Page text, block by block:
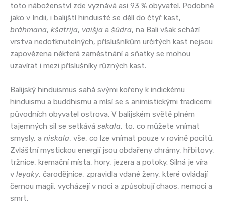
toto náboženství zde vyznává asi 93 % obyvatel. Podobně
jako v Indii, i balijští hinduisté se dělí do čtyř kast,
bráhmana, kšatrija, vaišja a šúdra, na Bali však schází
vrstva nedotknutelných, příslušníkům určitých kast nejsou
zapovězena některá zaměstnání a sňatky se mohou
uzavírat i mezi příslušníky různých kast.
Balijský hinduismus sahá svými kořeny k indickému
hinduismu a buddhismu a mísí se s animistickými tradicemi
původních obyvatel ostrova. V balijském světě plném
tajemných sil se setkává sekala, to, co můžete vnímat
smysly, a niskala, vše, co lze vnímat pouze v rovině pocitů.
Zvláštní mystickou energií jsou obdařeny chrámy, hřbitovy,
tržnice, kremační místa, hory, jezera a potoky. Silná je víra
v leyaky, čarodějnice, zpravidla vdané ženy, které ovládají
černou magii, vycházejí v noci a způsobují chaos, nemoci a
smrt.